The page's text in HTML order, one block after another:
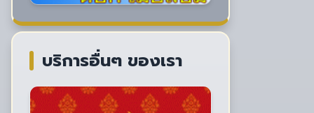
บริการอื่นๆ ของเรา